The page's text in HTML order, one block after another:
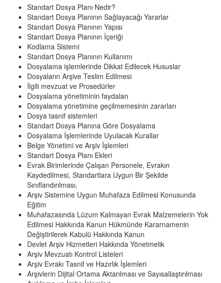
Standart Dosya Planı Nedir?
Standart Dosya Planının Sağlayacağı Yararlar
Standart Dosya Planının Yapısı
Standart Dosya Planının İçeriği
Kodlama Sistemi
Standart Dosya Planının Kullanımı
Dosyalama işlemlerinde Dikkat Edilecek Hususlar
Dosyaların Arşive Teslim Edilmesi
İlgili mevzuat ve Prosedürler
Dosyalama yönetiminin faydaları
Dosyalama yönetimine geçilmemesinin zararları
Dosya tasnif sistemleri
Standart Dosya Planına Göre Dosyalama
Dosyalama İşlemlerinde Uyulacak Kurallar
Belge Yönetimi ve Arşiv İşlemleri
Standart Dosya Planı Ekleri
Evrak Birimlerinde Çalışan Personele, Evrakın
Kaydedilmesi, Standartlara Uygun Bir Şekilde
Sınıflandırılması,
Arşiv Sistemine Uygun Muhafaza Edilmesi Konusunda
Eğitim
Muhafazasında Lüzum Kalmayan Evrak Malzemelerin Yok
Edilmesi Hakkında Kanun Hükmünde Kararnamenin
Değiştirilerek Kabulü Hakkında Kanun
Devlet Arşiv Hizmetleri Hakkında Yönetmelik
Arşiv Mevzuatı Kontrol Listeleri
Arşiv Evrakı Tasnif ve Hazırlık İşlemleri
Arşivlerin Dijital Ortama Aktarılması ve Sayısallaştırılması